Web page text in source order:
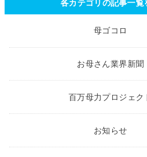
各カテゴリの記事一覧
母ゴコロ
お母さん業界新聞
百万母力プロジェク
お知らせ